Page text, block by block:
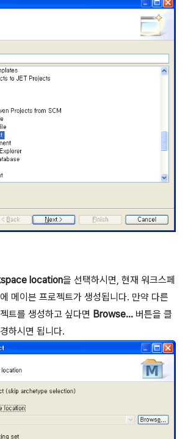
location을 선택하시면, 현재 워크스페
메이븐 프로젝트가 생성됩니다. 만약 다른
트를 생성하고 싶다면 Browse... 버튼을 클
하시면 됩니다.